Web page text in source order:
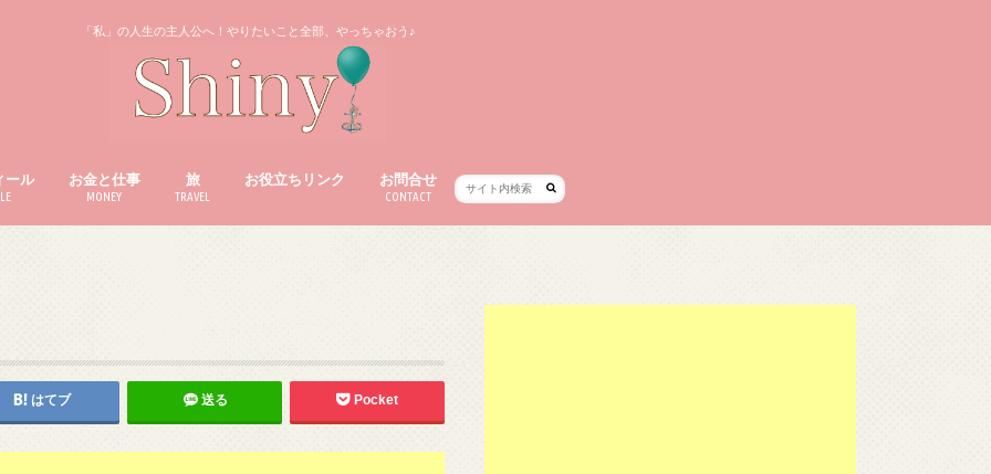
「私」の人生の主人公へ！やりたいこと全部、やっちゃおう♪
ール お金と仕事
MONEY
旅
TRAVEL
お役立ちリンク お問合せ
CONTACT
はてブ 送る Pocket